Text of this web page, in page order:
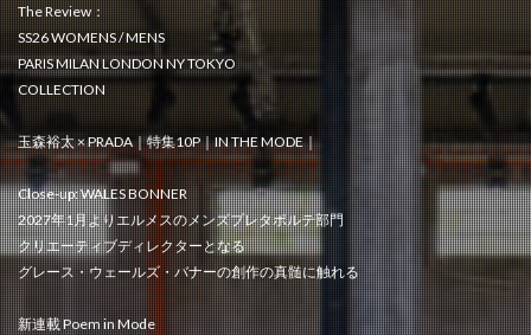
The Review：
SS26 WOMENS / MENS
PARIS MILAN LONDON NY TOKYO
COLLECTION
玉森裕太 × PRADA｜特集10P｜IN THE MODE｜
Close-up: WALES BONNER
2027年1月よりエルメスのメンズプレタポルテ部門
クリエーティブディレクターとなる
グレース・ウェールズ・バナーの創作の真髄に触れる
新連載 Poem in Mode